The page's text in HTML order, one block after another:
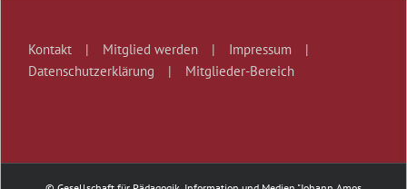
Kontakt Mitglied werden
Impressum
Datenschutzerklärung
Mitglieder-Bereich